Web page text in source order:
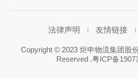
法律声明 友情链接
Copyright © 2023 炬申物流集团股
Reserved .粤ICP备